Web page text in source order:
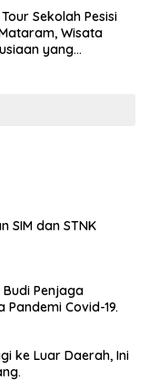
Sekolah Pesisi
Wisata
yang
SIM dan STNK
Penjaga
Covid-19.
ke Luar Daerah, Ini